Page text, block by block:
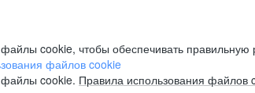
cookie, чтобы обеспечивать правильную
файлов cookie
cookie. Правила использования файлов